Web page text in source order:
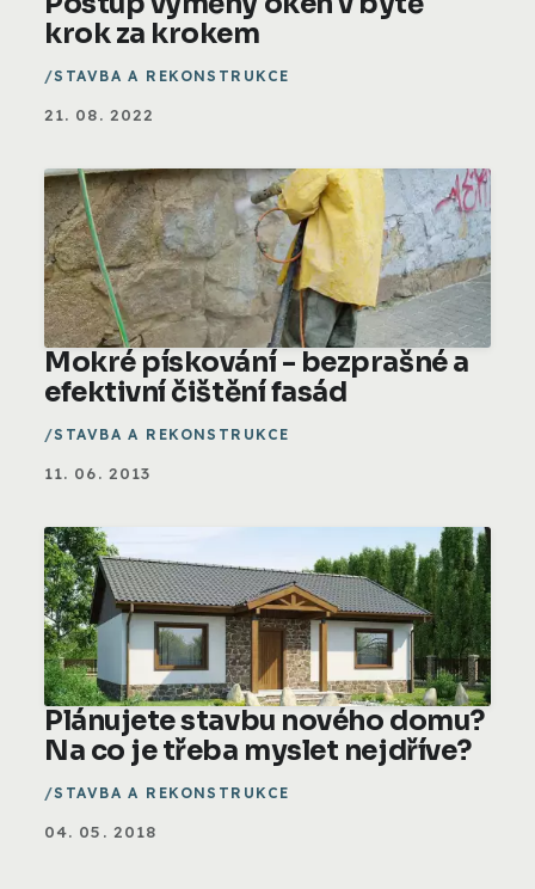
krok za krokem
STAVBA A REKONSTRUKCE
21. 08. 2022
Mokré pískování - bezprašné a
efektivní čištění fasád
STAVBA A REKONSTRUKCE
11. 06. 2013
Plánujete stavbu nového domu?
Na co je třeba myslet nejdříve?
STAVBA A REKONSTRUKCE
04. 05. 2018